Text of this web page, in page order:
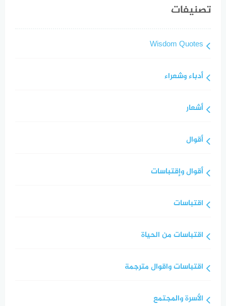
تصنيفات
Wisdom Quotes
أدباء وشعراء
أشعار
أقوال
أقوال وإقتباسات
اقتباسات
اقتباسات من الحياة
اقتباسات واقوال مترجمة
الأسرة والمجتمع